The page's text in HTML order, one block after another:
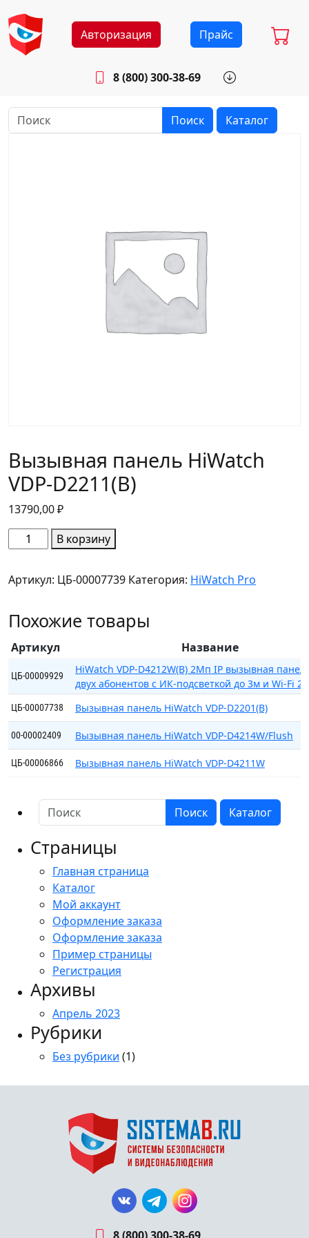
Авторизация Прайс
8 (800) 300-38-69
Будни: 8.30 - 17.00
Поиск Каталог
Вызывная панель HiWatch
VDP-D2211(B)
13790,00₽
Количество
товара
панель
VDP-
В корзину
Артикул: ЦБ-00007739 Категория: HiWatch Pro
Похожие товары
Артикул Название
ЦБ-00009929
HiWatch VDP-D4212W(B) 2Мп IP вызывная
двух абонентов с ИК-подсветкой до 3м и Wi-Fi
ЦБ-00007738 Вызывная панель HiWatch VDP-D2201(B)
00-00002409 Вызывная панель HiWatch VDP-D4214W/Flush
ЦБ-00006866 Вызывная панель HiWatch VDP-D4211W
Поиск Каталог
Страницы
Главная страница
Каталог
Мой аккаунт
Оформление заказа
Оформление заказа
Пример страницы
Регистрация
Архивы
Апрель 2023
Рубрики
Без рубрики (1)